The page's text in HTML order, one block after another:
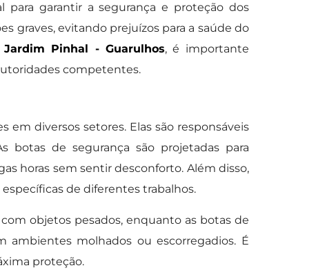
para garantir a segurança e proteção dos
graves, evitando prejuízos para a saúde do
Pinhal - Guarulhos, é importante
competentes.
diversos setores. Elas são responsáveis
botas de segurança são projetadas para
horas sem sentir desconforto. Além disso,
de diferentes trabalhos.
objetos pesados, enquanto as botas de
ambientes molhados ou escorregadios. É
proteção.